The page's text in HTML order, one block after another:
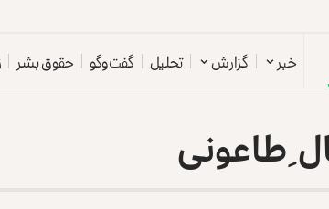
خبر گزارش تحلیل گفت‌وگو حقوق بشر
طاعونی